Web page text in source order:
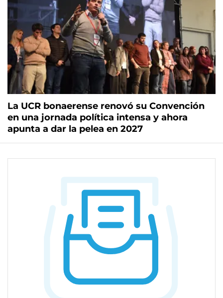
La UCR bonaerense renovó su Convención
en una jornada política intensa y ahora
apunta a dar la pelea en 2027